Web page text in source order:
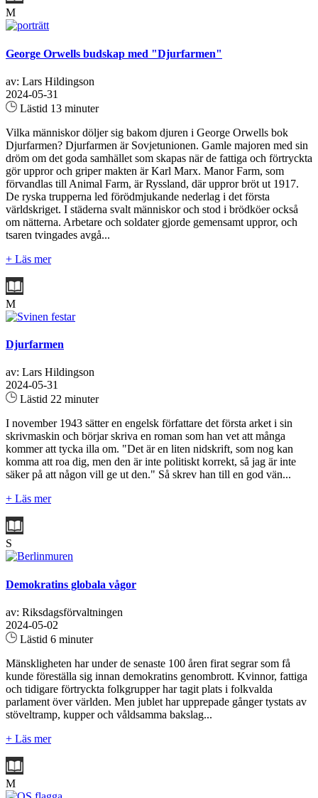
M
George Orwells budskap med "Djurfarmen"
av: Lars Hildingson
2024-05-31
Lästid 13 minuter
Vilka människor döljer sig bakom djuren i George Orwells bok
Djurfarmen? Djurfarmen är Sovjetunionen. Gamle majoren med sin
dröm om det goda samhället som skapas när de fattiga och förtryckta
gör uppror och griper makten är Karl Marx. Manor Farm, som
förvandlas till Animal Farm, är Ryssland, där uppror bröt ut 1917.
De ryska trupperna led förödmjukande nederlag i det första
världskriget. I städerna svalt människor och stod i brödköer också
om nätterna. Arbetare och soldater gjorde gemensamt uppror, och
tsaren tvingades avgå...
+ Läs mer
M
Djurfarmen
av: Lars Hildingson
2024-05-31
Lästid 22 minuter
I november 1943 sätter en engelsk författare det första arket i sin
skrivmaskin och börjar skriva en roman som han vet att många
kommer att tycka illa om. "Det är en liten nidskrift, som nog kan
komma att roa dig, men den är inte politiskt korrekt, så jag är inte
säker på att någon vill ge ut den." Så skrev han till en god vän...
+ Läs mer
S
Demokratins globala vågor
av: Riksdagsförvaltningen
2024-05-02
Lästid 6 minuter
Mänskligheten har under de senaste 100 åren firat segrar som få
kunde föreställa sig innan demokratins genombrott. Kvinnor, fattiga
och tidigare förtryckta folkgrupper har tagit plats i folkvalda
parlament över världen. Men jublet har upprepade gånger tystats av
stöveltramp, kupper och våldsamma bakslag...
+ Läs mer
M